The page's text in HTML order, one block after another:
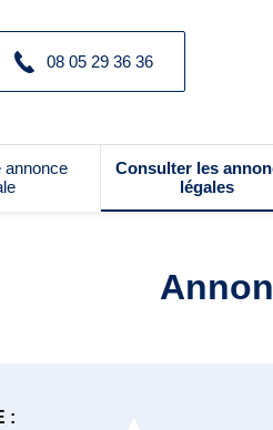
08 05 29 36 36
annonce
Consulter les
légales
: